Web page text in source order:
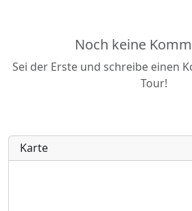
Noch keine
Sei der Erste und schreibe einen
Tour!
Karte